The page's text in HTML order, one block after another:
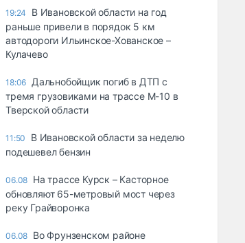
19:24
В Ивановской области на год
раньше привели в порядок 5 км
автодороги Ильинское-Хованское –
Кулачево
18:06 Дальнобойщик погиб в ДТП с
тремя грузовиками на трассе М-10 в
Тверской области
11:50
В Ивановской области за неделю
подешевел бензин
06.08 На трассе Курск – Касторное
обновляют 65-метровый мост через
реку Грайворонка
06.08 Во Фрунзенском районе